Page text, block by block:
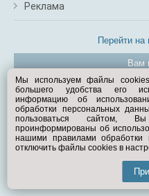
Реклама
Перейти
Вам
©
Мы используем файлы
большего удобства его
информацию об
обработки персональных
пользоваться сайтом,
проинформированы об
нашими правилами
отключить файлы cookies в